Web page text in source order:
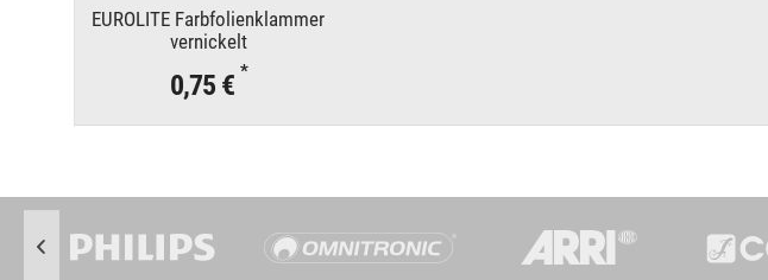
EUROLITE Farbfolienklammer
vernickelt
0,75 € *